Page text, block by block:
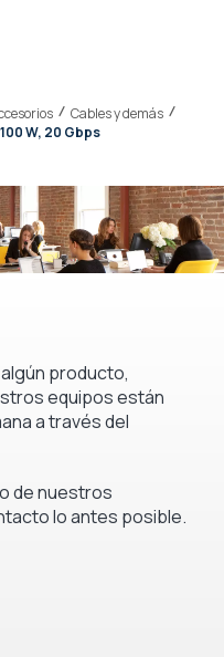
Cables y demás
W, 20 Gbps
producto,
equipos están
a través del
de nuestros
lo antes posible.